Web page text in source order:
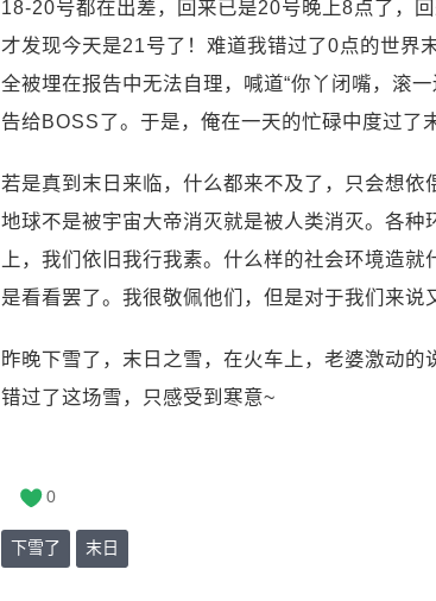
18-20号都在出差，回来已是20号晚上8点了，
才发现今天是21号了！难道我错过了0点的世界
全被埋在报告中无法自理，喊道“你丫闭嘴，滚
告给BOSS了。于是，俺在一天的忙碌中度过
若是真到末日来临，什么都来不及了，只会想依
地球不是被宇宙大帝消灭就是被人类消灭。各
上，我们依旧我行我素。什么样的社会环境造
是看看罢了。我很敬佩他们，但是对于我们来说
昨晚下雪了，末日之雪，在火车上，老婆激动
错过了这场雪，只感受到寒意~
0
下雪了 末日